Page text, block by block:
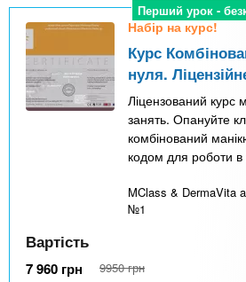
Перший урок -
Набір на курс!
Курс
нуля.
Ліцензований курс
занять. Опануйте
комбінований
кодом для роботи в
MClass & DermaVita
№1
Вартість
7 960 грн 9950 грн